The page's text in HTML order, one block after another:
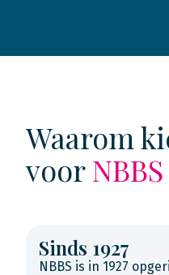
Waarom
voor
Sinds 1927
NBBS is in 1927